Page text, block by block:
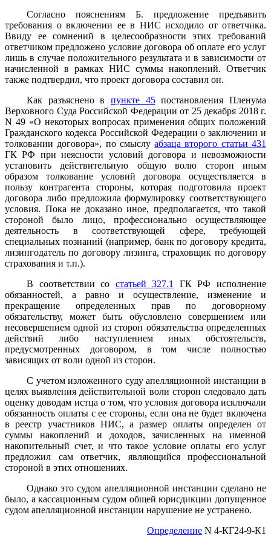
Согласно пояснениям Б. предложение предъявить
требования о включении ее в НИС исходило от ответчика.
Ввиду ее сомнений в целесообразности этих требований
ответчиком предложено условие договора об оплате его услуг
лишь в случае положительного результата и в зависимости от
начисленной в рамках НИС суммы накоплений. Ответчик
также подтвердил, что проект договора составил он.
Как разъяснено в пункте 45постановления Пленума
Верховного Суда Российской Федерации от 25 декабря 2018 г.
N 49 «О некоторых вопросах применения общих положений
Гражданского кодекса Российской Федерации о заключении и
толковании договора», по смыслуабзаца второго статьи 431
ГК РФ при неясности условий договора и невозможности
установить действительную общую волю сторон иным
образом толкование условий договора осуществляется в
пользу контрагента стороны, которая подготовила проект
договора либо предложила формулировку соответствующего
условия. Пока не доказано иное, предполагается, что такой
стороной было лицо, профессионально осуществляющее
деятельность в соответствующей сфере, требующей
специальных познаний (например, банк по договору кредита,
лизингодатель по договору лизинга, страховщик по договору
страхования и т.п.).
В соответствии со статьей 327.1
ГК РФ исполнение
обязанностей, а равно и осуществление, изменение и
прекращение определенных прав по договорному
обязательству, может быть обусловлено совершением или
несовершением одной из сторон обязательства определенных
действий либо наступлением иных обстоятельств,
предусмотренных договором, в том числе полностью
зависящих от воли одной из сторон.
С учетом изложенного суду апелляционной инстанции в
целях выявления действительной воли сторон следовало дать
оценку доводам истца о том, что условия договора исключали
обязанность оплаты с ее стороны, если она не будет включена
в реестр участников НИС, а размер оплаты определен от
суммы накоплений и доходов, зачисленных на именной
накопительный счет, и что такое условие оплаты его услуг
предложил сам ответчик, являющийся профессиональной
стороной в этих отношениях.
Однако это судом апелляционной инстанции сделано не
было, а кассационным судом общей юрисдикции допущенное
судом апелляционной инстанции нарушение не устранено.
Определение N 4-КГ24-9-К1